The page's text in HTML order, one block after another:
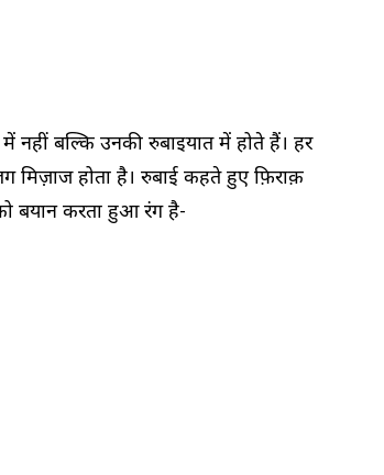
बल्कि उनकी रुबाइयात में होते हैं। हर
मिज़ाज होता है। रुबाई कहते हुए फ़िराक़
बयान करता हुआ रंग है-